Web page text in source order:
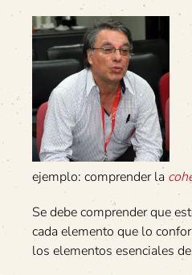
ejemplo: comprender la
Se debe comprender que
cada elemento que lo
los elementos esenciales